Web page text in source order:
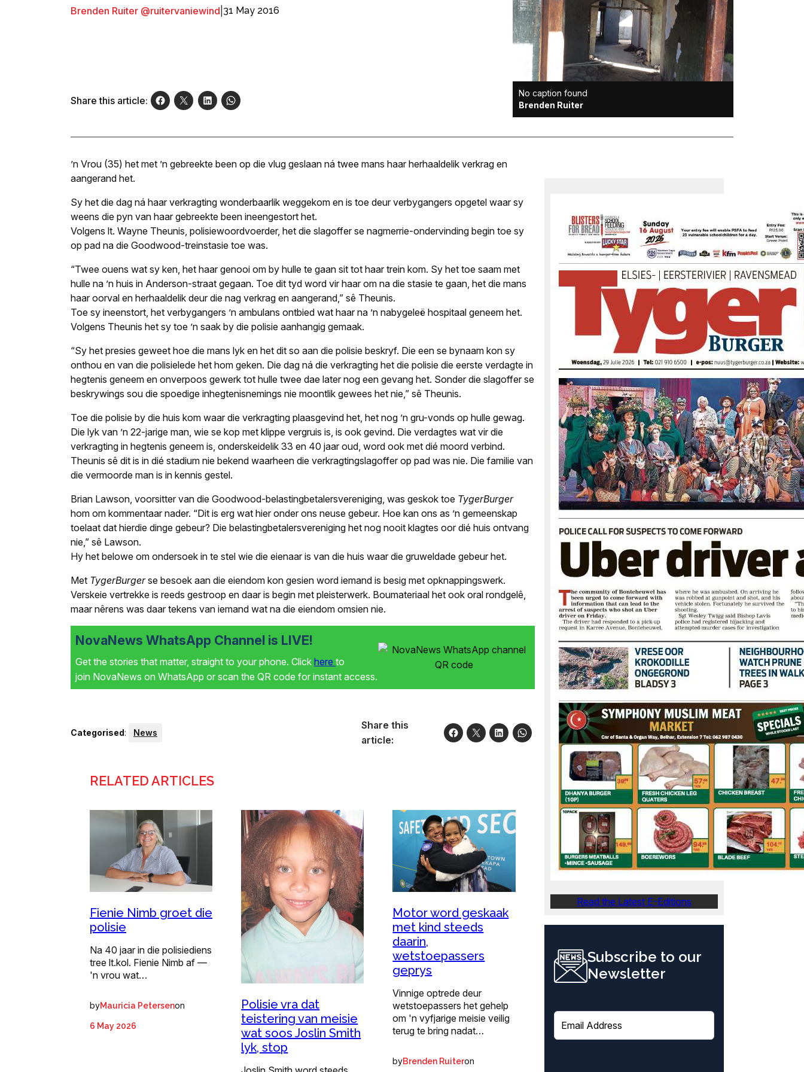
Brenden Ruiter @ruitervaniewind 31 May 2016
Share this article:
No caption found
Brenden Ruiter
’n Vrou (35) het met ’n gebreekte been op die vlug geslaan ná twee mans haar herhaaldelik verkrag en
aangerand het.
Sy het die dag ná haar verkragting wonderbaarlik weggekom en is toe deur verbygangers opgetel waar sy
weens die pyn van haar gebreekte been ineengestort het.
Volgens lt. Wayne Theunis, polisiewoordvoerder, het die slagoffer se nagmerrie-ondervinding begin toe sy
op pad na die Goodwood-treinstasie toe was.
“Twee ouens wat sy ken, het haar genooi om by hulle te gaan sit tot haar trein kom. Sy het toe saam met
hulle na ’n huis in Anderson-straat gegaan. Toe dit tyd word vir haar om na die stasie te gaan, het die mans
haar oorval en herhaaldelik deur die nag verkrag en aangerand,” sê Theunis.
Toe sy ineenstort, het verbygangers ’n ambulans ontbied wat haar na ’n nabygeleë hospitaal geneem het.
Volgens Theunis het sy toe ’n saak by die polisie aanhangig gemaak.
“Sy het presies geweet hoe die mans lyk en het dit so aan die polisie beskryf. Die een se bynaam kon sy
onthou en van die polisielede het hom geken. Die dag ná die verkragting het die polisie die eerste verdagte in
hegtenis geneem en onverpoos gewerk tot hulle twee dae later nog een gevang het. Sonder die slagoffer se
beskrywings sou die spoedige inhegtenisnemings nie moontlik gewees het nie,” sê Theunis.
Toe die polisie by die huis kom waar die verkragting plaasgevind het, het nog ’n gru-vonds op hulle gewag.
Die lyk van ’n 22-jarige man, wie se kop met klippe vergruis is, is ook gevind. Die verdagtes wat vir die
verkragting in hegtenis geneem is, onderskeidelik 33 en 40 jaar oud, word ook met dié moord verbind.
Theunis sê dit is in dié stadium nie bekend waarheen die verkragtingslagoffer op pad was nie. Die familie van
die vermoorde man is in kennis gestel.
Brian Lawson, voorsitter van die Goodwood-belastingbetalersvereniging, was geskok toe TygerBurger
hom om kommentaar nader. “Dit is erg wat hier onder ons neuse gebeur. Hoe kan ons as ’n gemeenskap
toelaat dat hierdie dinge gebeur? Die belastingbetalersvereniging het nog nooit klagtes oor dié huis ontvang
nie,” sê Lawson.
Hy het belowe om ondersoek in te stel wie die eienaar is van die huis waar die gruweldade gebeur het.
Met TygerBurgerse besoek aan die eiendom kon gesien word iemand is besig met opknappingswerk.
Verskeie vertrekke is reeds gestroop en daar is begin met pleisterwerk. Boumateriaal het ook oral rondgelê,
maar nêrens was daar tekens van iemand wat na die eiendom omsien nie.
NovaNews WhatsApp Channel is LIVE!
Get the stories that matter, straight to your phone. Click here to
join NovaNews on WhatsApp or scan the QR code for instant access.
Categorised: News
Share this
article:
RELATED ARTICLES
Fienie Nimb groet die
polisie
Na 40 jaar in die polisiediens
tree lt.kol. Fienie Nimb af —
'n vrou wat…
byMauricia Petersenon
6 May 2026
Polisie vra dat
teistering van meisie
wat soos Joslin Smith
lyk, stop
Motor word geskaak
met kind steeds
daarin,
wetstoepassers
geprys
Vinnige optrede deur
wetstoepassers het gehelp
om 'n vyfjarige meisie veilig
terug te bring nadat…
byBrenden Ruiteron
Read the Latest E-Editions
Subscribe to our
Newsletter
E